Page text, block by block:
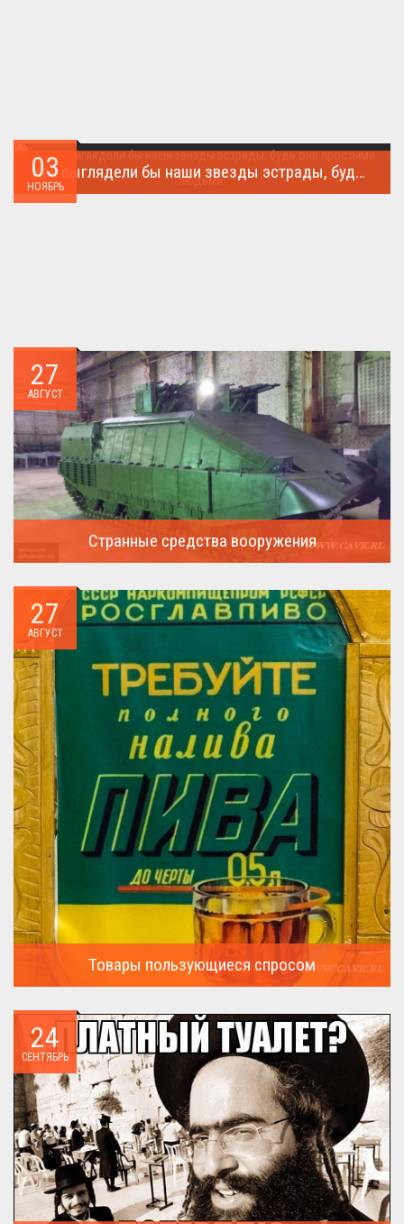
03
НОЯБРЬ
Как выглядели бы наши звезды эстрады, будь они простыми людьми.
27
АВГУСТ
Странные средства вооружения
27
АВГУСТ
Товары пользующиеся спросом
24
СЕНТЯБРЬ